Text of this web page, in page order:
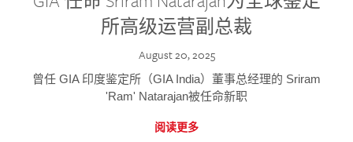
所高级运营副总裁
August 20, 2025
曾任 GIA 印度鉴定所（GIA India）董事总经理的 Sriram
'Ram' Natarajan被任命新职
阅读更多